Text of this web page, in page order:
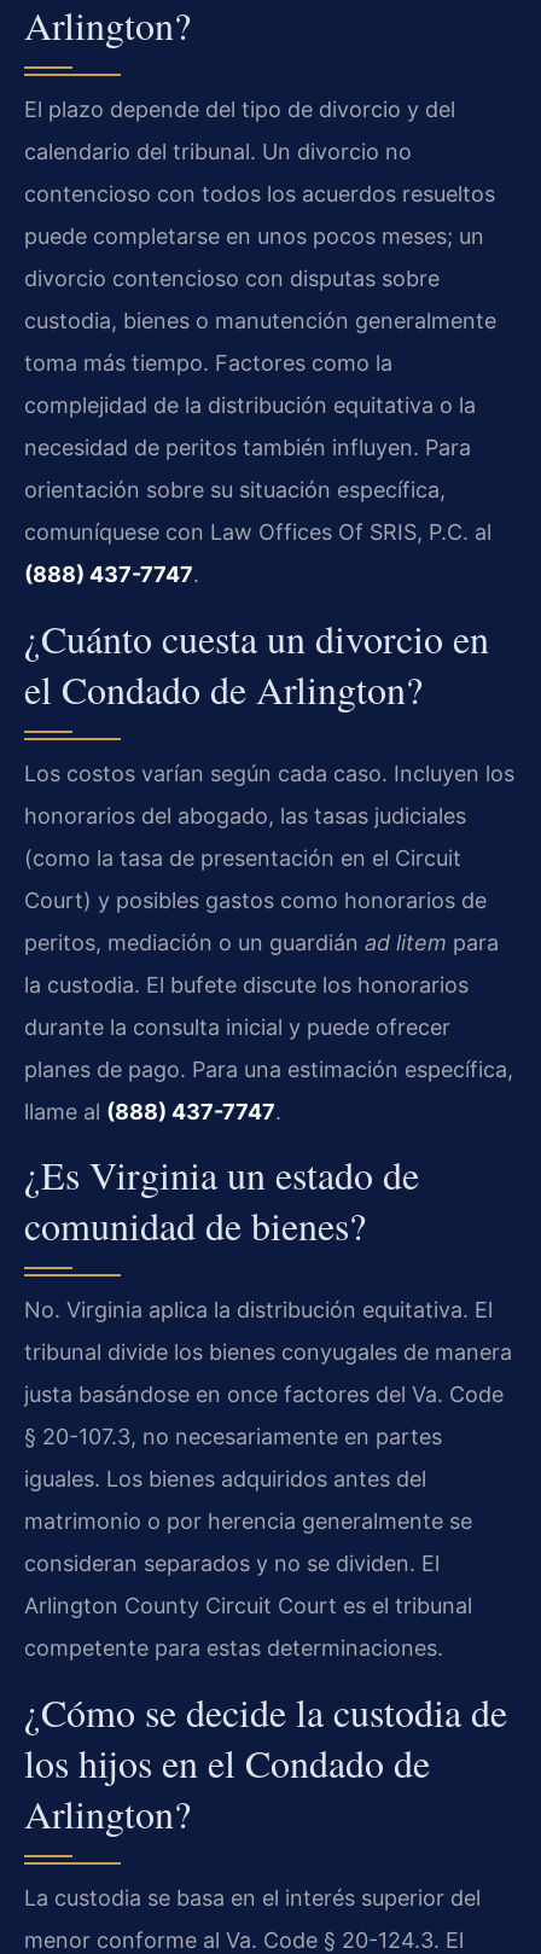
Arlington?
El plazo depende del tipo de divorcio y del
calendario del tribunal. Un divorcio no
contencioso con todos los acuerdos resueltos
puede completarse en unos pocos meses; un
divorcio contencioso con disputas sobre
custodia, bienes o manutención generalmente
toma más tiempo. Factores como la
complejidad de la distribución equitativa o la
necesidad de peritos también influyen. Para
orientación sobre su situación específica,
comuníquese con Law Offices Of SRIS, P.C. al
(888) 437-7747.
¿Cuánto cuesta un divorcio en
el Condado de Arlington?
Los costos varían según cada caso. Incluyen los
honorarios del abogado, las tasas judiciales
(como la tasa de presentación en el Circuit
Court) y posibles gastos como honorarios de
peritos, mediación o un guardián ad litem para
la custodia. El bufete discute los honorarios
durante la consulta inicial y puede ofrecer
planes de pago. Para una estimación específica,
llame al (888) 437-7747.
¿Es Virginia un estado de
comunidad de bienes?
No. Virginia aplica la distribución equitativa. El
tribunal divide los bienes conyugales de manera
justa basándose en once factores del Va. Code
§ 20-107.3, no necesariamente en partes
iguales. Los bienes adquiridos antes del
matrimonio o por herencia generalmente se
consideran separados y no se dividen. El
Arlington County Circuit Court es el tribunal
competente para estas determinaciones.
¿Cómo se decide la custodia de
los hijos en el Condado de
Arlington?
La custodia se basa en el interés superior del
menor conforme al Va. Code § 20-124.3. El